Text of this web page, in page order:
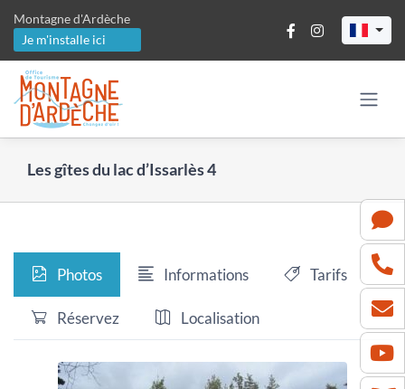
contenu
Montagne d'Ardèche
Je m'installe ici
Les gîtes du lac d’Issarlès 4
Photos Informations Tarifs
Réservez Localisation